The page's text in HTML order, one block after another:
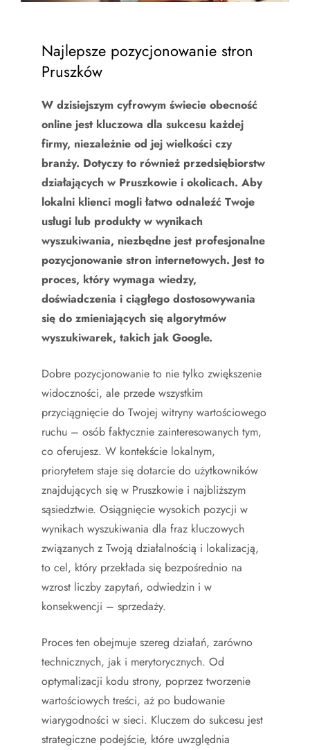
Najlepsze pozycjonowanie stron
Pruszków
W dzisiejszym cyfrowym świecie obecność
online jest kluczowa dla sukcesu każdej
firmy, niezależnie od jej wielkości czy
branży. Dotyczy to również przedsiębiorstw
działających w Pruszkowie i okolicach. Aby
lokalni klienci mogli łatwo odnaleźć Twoje
usługi lub produkty w wynikach
wyszukiwania, niezbędne jest profesjonalne
pozycjonowanie stron internetowych. Jest to
proces, który wymaga wiedzy,
doświadczenia i ciągłego dostosowywania
się do zmieniających się algorytmów
wyszukiwarek, takich jak Google.
Dobre pozycjonowanie to nie tylko zwiększenie
widoczności, ale przede wszystkim
przyciągnięcie do Twojej witryny wartościowego
ruchu – osób faktycznie zainteresowanych tym,
co oferujesz. W kontekście lokalnym,
priorytetem staje się dotarcie do użytkowników
znajdujących się w Pruszkowie i najbliższym
sąsiedztwie. Osiągnięcie wysokich pozycji w
wynikach wyszukiwania dla fraz kluczowych
związanych z Twoją działalnością i lokalizacją,
to cel, który przekłada się bezpośrednio na
wzrost liczby zapytań, odwiedzin i w
konsekwencji – sprzedaży.
Proces ten obejmuje szereg działań, zarówno
technicznych, jak i merytorycznych. Od
optymalizacji kodu strony, poprzez tworzenie
wartościowych treści, aż po budowanie
wiarygodności w sieci. Kluczem do sukcesu jest
strategiczne podejście, które uwzględnia